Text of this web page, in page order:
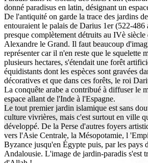
donné paradisus en latin, désignant un
De l'antiquité on garde la trace des jardins
entouraient le palais de Darius 1er (522-
presque complètement détruits au IVè siècle
Alexandre le Grand. Il faut beaucoup
représenter car il n'en reste que le squelette
plusieurs hectares, s'étendait une forêt
équidistants dont les espèces sont gravées
décoratives et que dans ces forêts, le roi
La conquête arabe a contribué à diffuser le
espace allant de l'Inde à l'Espagne.
Le tout premier jardin islamique est sans
culture vivrières, mais c'est surtout en ville
développé. De la Perse d'autres foyers
vers l'Asie Centrale, la Mésopotamie, l
Byzance jusqu'en Égypte puis, par les pays
Andalousie. L'image de jardin-paradis s'est